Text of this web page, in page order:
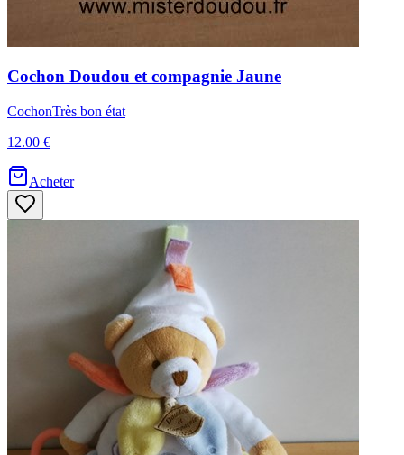
Cochon Doudou et compagnie Jaune
CochonTrès bon état
12.00 €
Acheter